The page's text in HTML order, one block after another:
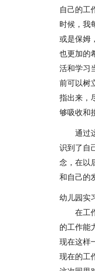
自己的工
时候，我
或是保姆
也更加的
活和学习
前可以树
指出来，
够吸收和
通过
识到了自
念，在以
和自己的
幼儿园实
在工
的工作能
现在这样
现在的工